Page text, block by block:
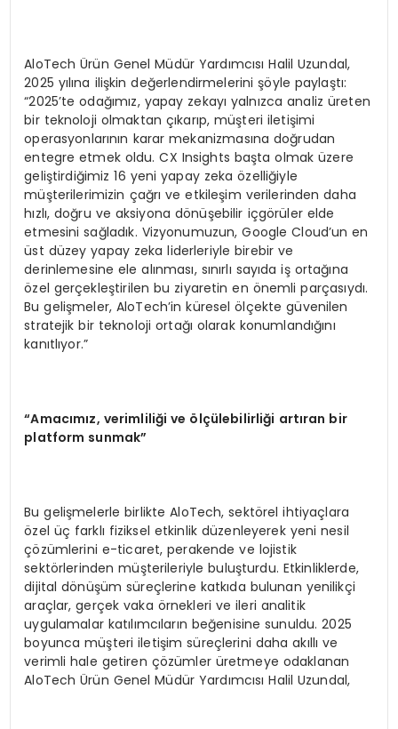
AloTech Ürün Genel Müdür Yardımcısı Halil Uzundal,
2025 yılına ilişkin değerlendirmelerini şöyle paylaştı:
“2025’te odağımız, yapay zekayı yalnızca analiz üreten
bir teknoloji olmaktan çıkarıp, müşteri iletişimi
operasyonlarının karar mekanizmasına doğrudan
entegre etmek oldu. CX Insights başta olmak üzere
geliştirdiğimiz 16 yeni yapay zeka özelliğiyle
müşterilerimizin çağrı ve etkileşim verilerinden daha
hızlı, doğru ve aksiyona dönüşebilir içgörüler elde
etmesini sağladık. Vizyonumuzun, Google Cloud’un en
üst düzey yapay zeka liderleriyle birebir ve
derinlemesine ele alınması, sınırlı sayıda iş ortağına
özel gerçekleştirilen bu ziyaretin en önemli parçasıydı.
Bu gelişmeler, AloTech’in küresel ölçekte güvenilen
stratejik bir teknoloji ortağı olarak konumlandığını
kanıtlıyor.”
“Amacımız, verimliliği ve ölçülebilirliği artıran bir
platform sunmak”
Bu gelişmelerle birlikte AloTech, sektörel ihtiyaçlara
özel üç farklı fiziksel etkinlik düzenleyerek yeni nesil
çözümlerini e-ticaret, perakende ve lojistik
sektörlerinden müşterileriyle buluşturdu. Etkinliklerde,
dijital dönüşüm süreçlerine katkıda bulunan yenilikçi
araçlar, gerçek vaka örnekleri ve ileri analitik
uygulamalar katılımcıların beğenisine sunuldu. 2025
boyunca müşteri iletişim süreçlerini daha akıllı ve
verimli hale getiren çözümler üretmeye odaklanan
AloTech Ürün Genel Müdür Yardımcısı Halil Uzundal,